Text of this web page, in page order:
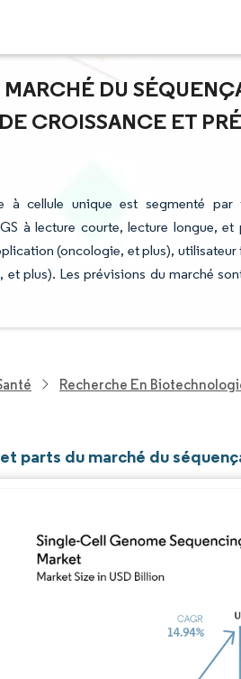
MARCHÉ DU
CROISSANCE ET
à cellule unique est segmenté
à lecture courte, lecture longue,
(oncologie, et plus),
plus). Les prévisions du marché
Recherche En
parts du marché du